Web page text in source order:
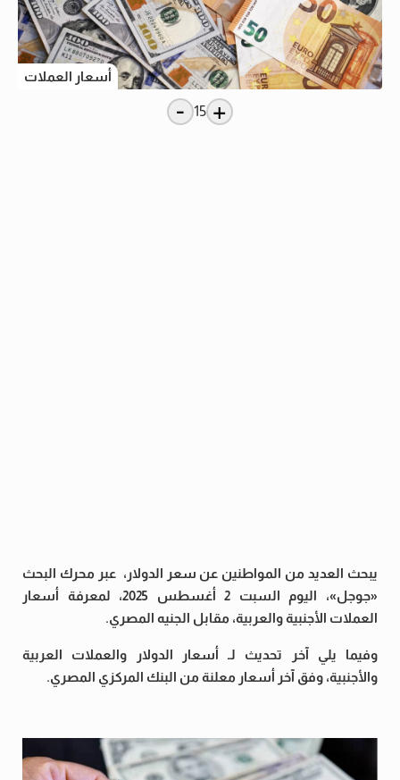
أسعار العملات
+
15
-
يبحث العديد من المواطنين عن سعر الدولار، عبر محرك البحث
«جوجل»، اليوم السبت 2 أغسطس 2025، لمعرفة أسعار
العملات الأجنبية والعربية، مقابل الجنيه المصري.
وفيما يلي آخر تحديث لـ أسعار الدولار والعملات العربية
والأجنبية، وفق آخر أسعار معلنة من البنك المركزي المصري.